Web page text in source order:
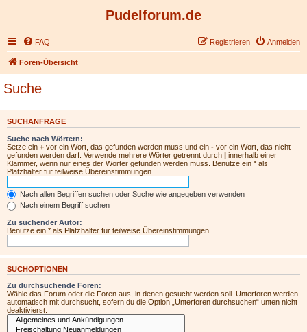
Pudelforum.de
FAQ Anmelden
Registrieren
Foren-Übersicht
Suche
SUCHANFRAGE
Suche nach Wörtern:
Setze ein + vor ein Wort, das gefunden werden muss und ein - vor ein Wort, das nicht
gefunden werden darf. Verwende mehrere Wörter getrennt durch | innerhalb einer
Klammer, wenn nur eines der Wörter gefunden werden muss. Benutze ein * als
Platzhalter für teilweise Übereinstimmungen.
Nach allen Begriffen suchen oder Suche wie angegeben verwenden
Nach einem Begriff suchen
Zu suchender Autor:
Benutze ein * als Platzhalter für teilweise Übereinstimmungen.
SUCHOPTIONEN
Zu durchsuchende Foren:
Wähle das Forum oder die Foren aus, in denen gesucht werden soll. Unterforen werden
automatisch mit durchsucht, sofern du die Option „Unterforen durchsuchen“ unten nicht
deaktivierst.